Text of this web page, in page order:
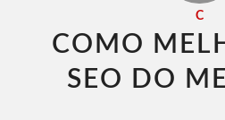
C
COMO
SEO DO